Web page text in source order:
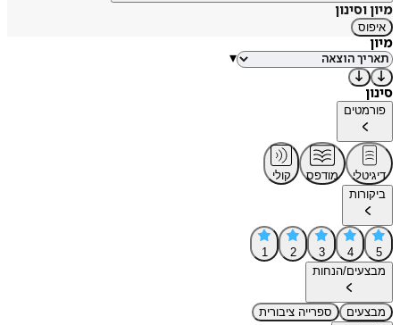
מיון וסינון
איפוס
מיון
▾
סינון
פורמטים
דיגיטלי מודפס
קולי
ביקורות
5
4
3
2
1
מבצעים/הנחות
מבצעים
ספרייה ציבורית